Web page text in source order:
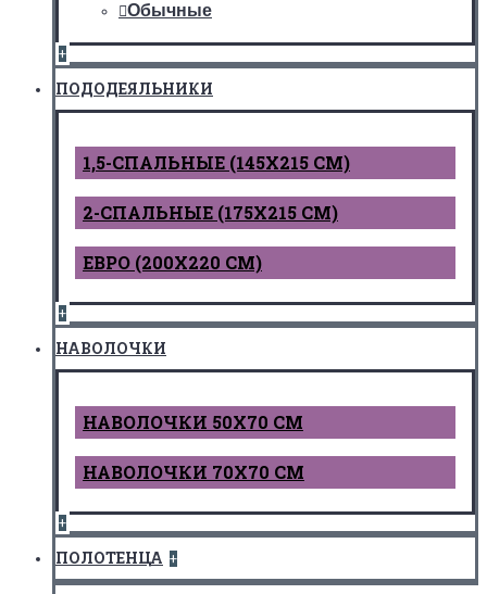
Обычные
+
ПОДОДЕЯЛЬНИКИ
1,5-СПАЛЬНЫЕ (145Х215 СМ)
2-СПАЛЬНЫЕ (175Х215 СМ)
ЕВРО (200Х220 СМ)
+
НАВОЛОЧКИ
НАВОЛОЧКИ 50Х70 СМ
НАВОЛОЧКИ 70Х70 СМ
+
ПОЛОТЕНЦА +